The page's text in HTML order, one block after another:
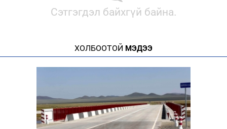
Сэтгэгдэл байхгүй байна.
ХОЛБООТОЙ МЭДЭЭ